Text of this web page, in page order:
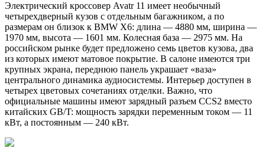
Электрический кроссовер Avatr 11 имеет необычный
четырехдверный кузов с отдельным багажником, а по
размерам он близок к BMW X6: длина — 4880 мм, ширина —
1970 мм, высота — 1601 мм. Колесная база — 2975 мм. На
российском рынке будет предложено семь цветов кузова, два
из которых имеют матовое покрытие. В салоне имеются три
крупных экрана, переднюю панель украшает «ваза»
центрального динамика аудиосистемы. Интерьер доступен в
четырех цветовых сочетаниях отделки. Важно, что
официальные машины имеют зарядный разъем CCS2 вместо
китайских GB/T: мощность зарядки переменным током — 11
кВт, а постоянным — 240 кВт.